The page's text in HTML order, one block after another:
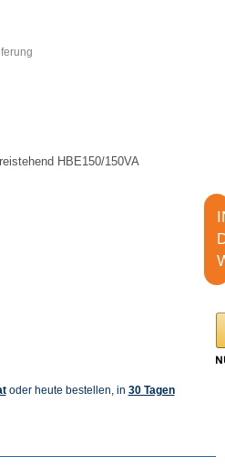
HBE150/150VA